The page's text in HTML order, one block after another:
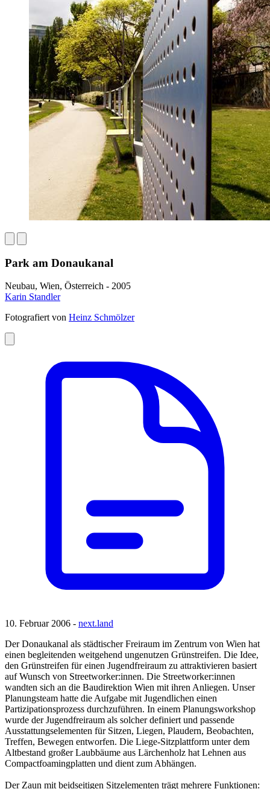
Park am Donaukanal
Neubau, Wien, Österreich - 2005
Karin Standler
Fotografiert von Heinz Schmölzer
10. Februar 2006 - next.land
Der Donaukanal als städtischer Freiraum im Zentrum von Wien hat
einen begleitenden weitgehend ungenutzen Grünstreifen. Die Idee,
den Grünstreifen für einen Jugendfreiraum zu attraktivieren basiert
auf Wunsch von Streetworker:innen. Die Streetworker:innen
wandten sich an die Baudirektion Wien mit ihren Anliegen. Unser
Planungsteam hatte die Aufgabe mit Jugendlichen einen
Partizipationsprozess durchzuführen. In einem Planungsworkshop
wurde der Jugendfreiraum als solcher definiert und passende
Ausstattungselementen für Sitzen, Liegen, Plaudern, Beobachten,
Treffen, Bewegen entworfen. Die Liege-Sitzplattform unter dem
Altbestand großer Laubbäume aus Lärchenholz hat Lehnen aus
Compactfoamingplatten und dient zum Abhängen.
Der Zaun mit beidseitigen Sitzelementen trägt mehrere Funktionen: